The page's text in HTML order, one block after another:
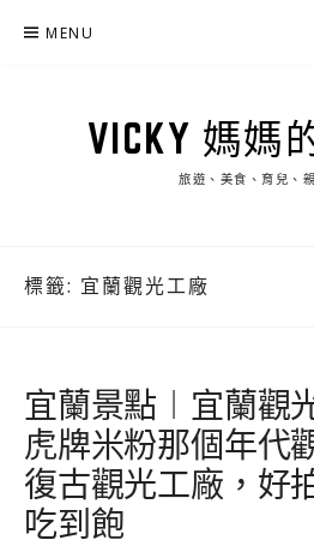
MENU
VICKY 媽媽
旅遊、美食、育兒、
標籤: 宜蘭觀光工廠
宜蘭景點︱宜蘭觀
虎牌米粉那個年代
復古觀光工廠，好
吃到飽